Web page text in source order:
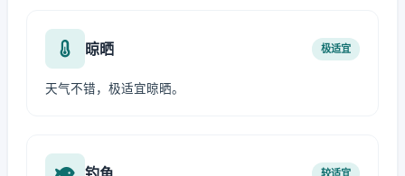
晾晒 极适宜
天气不错，极适宜晾晒。
较适宜